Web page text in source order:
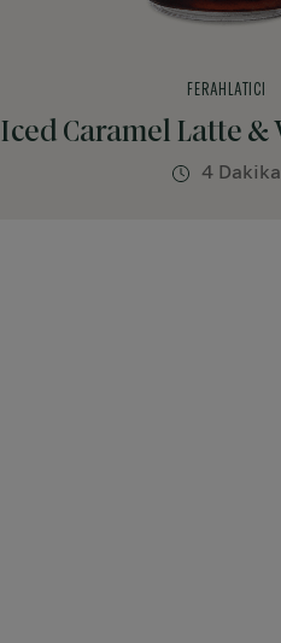
Iced Caramel Latte &
FERAHLATICI
4 Dakika